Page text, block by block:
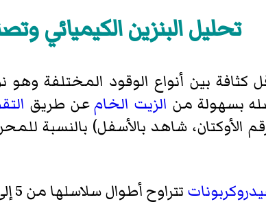
تحليل البنزين الكيميائي
كثافة بين أنواع الوقود المختلفة وهو
بسهولة من الزيت الخامعن طريق
الأوكتان، شاهد بالأسفل) بالنسبة
تتراوح أطوال سلاسلها من 5 إلى 12